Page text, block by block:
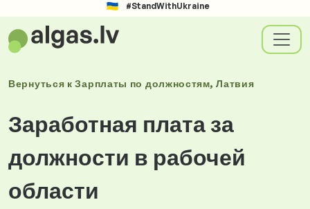
#StandWithUkraine
Вернуться кЗарплаты по должностям, Латвия
Заработная плата за
должности в рабочей
области